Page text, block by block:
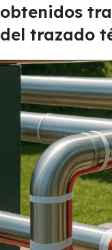
obtenidos
del trazado